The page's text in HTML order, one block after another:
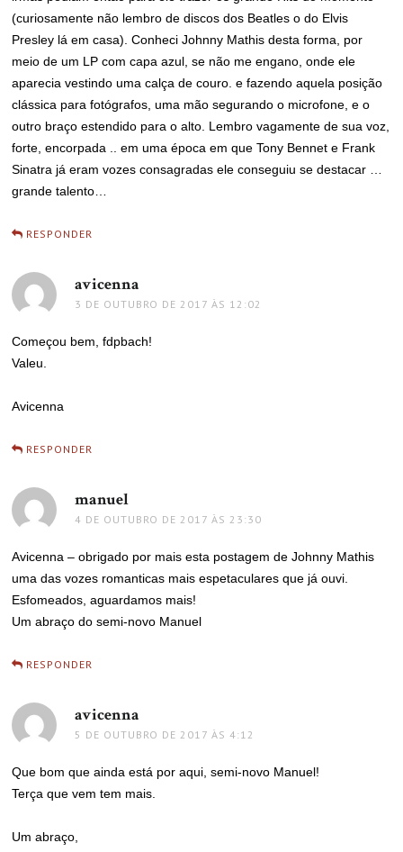
(curiosamente não lembro de discos dos Beatles o do Elvis
Presley lá em casa). Conheci Johnny Mathis desta forma, por
meio de um LP com capa azul, se não me engano, onde ele
aparecia vestindo uma calça de couro. e fazendo aquela posição
clássica para fotógrafos, uma mão segurando o microfone, e o
outro braço estendido para o alto. Lembro vagamente de sua voz,
forte, encorpada .. em uma época em que Tony Bennet e Frank
Sinatra já eram vozes consagradas ele conseguiu se destacar …
grande talento…
RESPONDER
avicenna
3 DE OUTUBRO DE 2017 ÀS 12:02
Começou bem, fdpbach!
Valeu.
Avicenna
RESPONDER
manuel
4 DE OUTUBRO DE 2017 ÀS 23:30
Avicenna – obrigado por mais esta postagem de Johnny Mathis
uma das vozes romanticas mais espetaculares que já ouvi.
Esfomeados, aguardamos mais!
Um abraço do semi-novo Manuel
RESPONDER
avicenna
5 DE OUTUBRO DE 2017 ÀS 4:12
Que bom que ainda está por aqui, semi-novo Manuel!
Terça que vem tem mais.
Um abraço,